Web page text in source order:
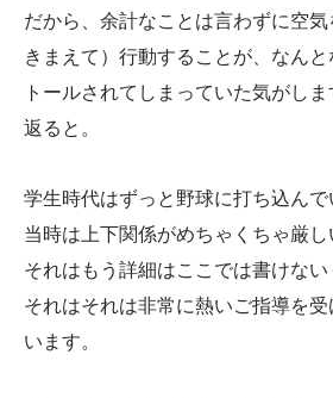
だから、余計なことは言わずに空
きまえて）行動することが、なん
トールされてしまっていた気がし
返ると。
学生時代はずっと野球に打ち込ん
当時は上下関係がめちゃくちゃ厳し
それはもう詳細はここでは書けな
それはそれは非常に熱いご指導を
います。